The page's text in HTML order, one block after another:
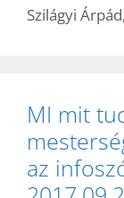
Szilágyi Árpád,
MI mit
az